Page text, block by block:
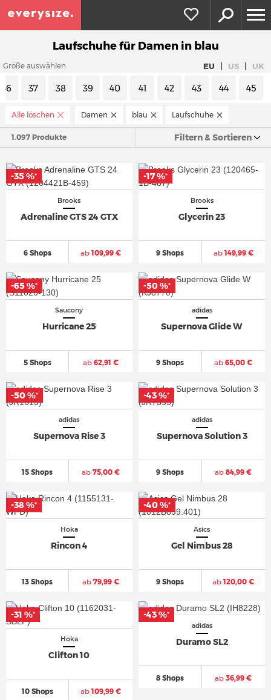
Laufschuhe für Damen in blau
Größe auswählen EU | US | UK
36 37 38 39 40 41 42 43 44 45
Alle löschen Damen blau Laufschuhe
1.097 Produkte Filtern & Sortieren
Brooks
Adrenaline GTS 24 GTX
6 Shops ab109,99 €
-35 %*
Brooks
Glycerin 23
9 Shops ab149,99 €
-17 %*
Saucony
Hurricane 25
5 Shops ab62,91 €
-65 %*
adidas
Supernova Glide W
9 Shops ab 65,00 €
-50 %*
adidas
Supernova Rise 3
15 Shops ab75,00 €
-50 %*
adidas
Supernova Solution 3
9 Shops ab 84,99 €
-43 %*
Hoka
Rincon 4
13 Shops ab79,99 €
-38 %*
Asics
Gel Nimbus 28
9 Shops ab120,00 €
-40 %*
Hoka
Clifton 10
10 Shops ab109,99 €
-31 %*
adidas
Duramo SL2
8 Shops ab 36,99 €
-43 %*